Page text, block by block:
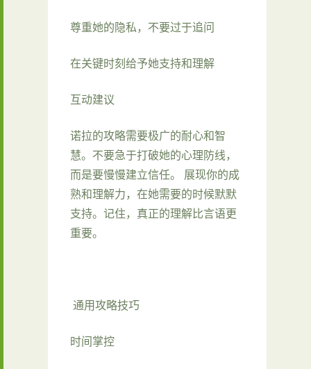
尊重她的隐私，不要过于追问
在关键时刻给予她支持和理解
互动建议
诺拉的攻略需要极广的耐心和智
慧。不要急于打破她的心理防线，
而是要慢慢建立信任。 展现你的成
熟和理解力，在她需要的时候默默
支持。记住，真正的理解比言语更
重要。
通用攻略技巧
时间掌控